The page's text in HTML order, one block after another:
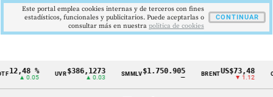
Cintillo
12,48 %
▲ 0.05
UVR$386,1273
▲ 0.03
SMMLV $1.750.905 BRENTUS$73,48
▼ 1.12
Este portal emplea cookies internas y de terceros con fines
estadísticos, funcionales y publicitarios. Puede aceptarlas o
consultar más en nuestra politica de cookies
CONTINUAR